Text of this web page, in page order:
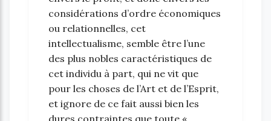
considérations d’ordre économiques
ou relationnelles, cet
intellectualisme, semble être l’une
des plus nobles caractéristiques de
cet individu à part, qui ne vit que
pour les choses de l’Art et de l’Esprit,
et ignore de ce fait aussi bien les
dures contraintes que toute «